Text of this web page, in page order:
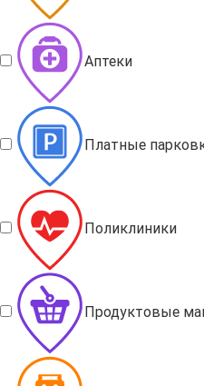
Аптеки
Платные
Поликлиники
Продуктовые